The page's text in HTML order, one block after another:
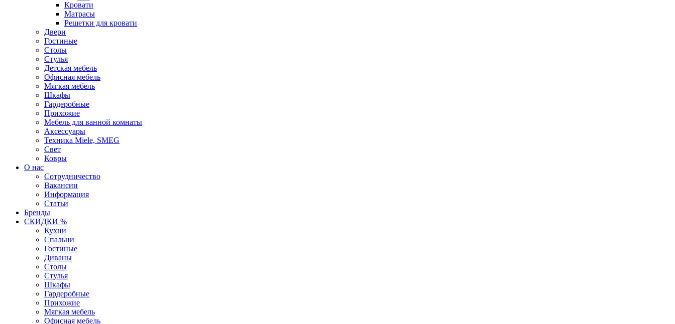
Кровати
Матрасы
Решетки для кровати
Двери
Гостиные
Столы
Стулья
Детская мебель
Офисная мебель
Мягкая мебель
Шкафы
Гардеробные
Прихожие
Мебель для ванной комнаты
Аксессуары
Техника Miele, SMEG
Свет
Ковры
О нас
Сотрудничество
Вакансии
Информация
Статьи
Бренды
СКИДКИ %
Кухни
Спальни
Гостиные
Диваны
Столы
Стулья
Шкафы
Гардеробные
Прихожие
Мягкая мебель
Офисная мебель